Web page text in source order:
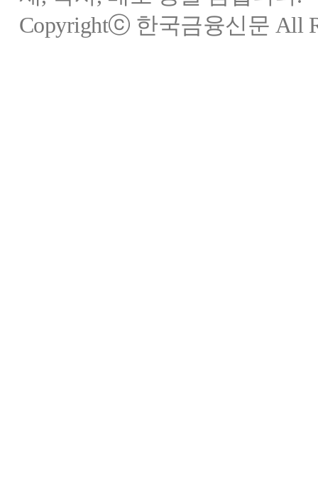
Copyrightⓒ 한국금융신문 All